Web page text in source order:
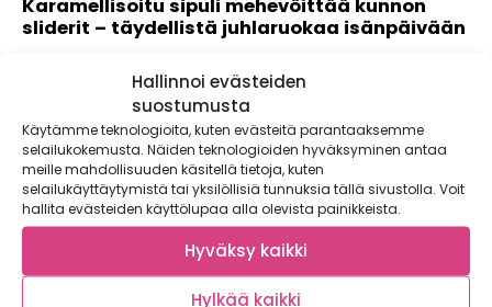
Hallinnoi evästeiden
suostumusta
Käytämme teknologioita, kuten evästeitä parantaaksemme
selailukokemusta. Näiden teknologioiden hyväksyminen antaa
meille mahdollisuuden käsitellä tietoja, kuten
selailukäyttäytymistä tai yksilöllisiä tunnuksia tällä sivustolla. Voit
hallita evästeiden käyttölupaa alla olevista painikkeista.
Hyväksy kaikki
Hylkää kaikki
Karamellisoitu sipuli mehevöittää kunnon
sliderit – täydellistä juhlaruokaa isänpäivään
ruskeaksi karamellisoitu makea sipuli, sulanut juusto ja